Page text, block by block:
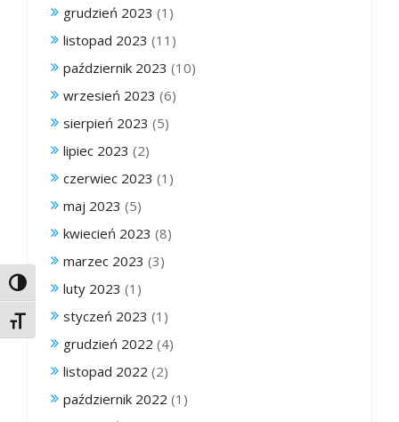
Toggle High Contrast
Toggle Font size
grudzień 2023 (1)
listopad 2023 (11)
październik 2023 (10)
wrzesień 2023 (6)
sierpień 2023 (5)
lipiec 2023 (2)
czerwiec 2023 (1)
maj 2023 (5)
kwiecień 2023 (8)
marzec 2023 (3)
luty 2023 (1)
styczeń 2023 (1)
grudzień 2022 (4)
listopad 2022 (2)
październik 2022 (1)